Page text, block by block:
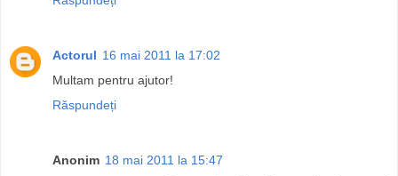
Actorul 16 mai 2011 la 17:02
Multam pentru ajutor!
Răspundeți
Anonim 18 mai 2011 la 15:47